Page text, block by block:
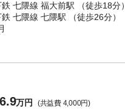
七隈線 福大前駅 （徒歩18分）
七隈線 七隈駅 （徒歩26分）
6.9万円 (共益費 4,000円)